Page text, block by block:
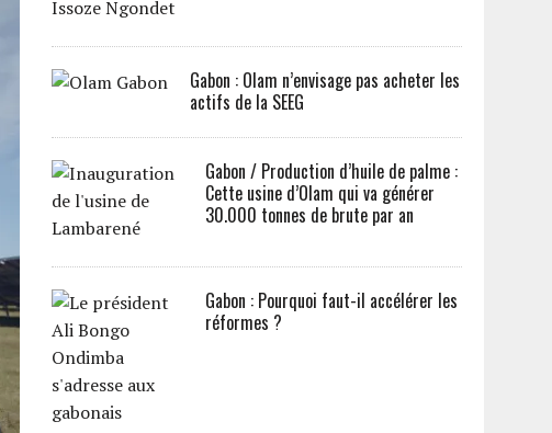
Gabon : Olam n’envisage pas acheter les
actifs de la SEEG
Gabon / Production d’huile de palme :
Cette usine d’Olam qui va générer
30.000 tonnes de brute par an
Gabon : Pourquoi faut-il accélérer les
réformes ?